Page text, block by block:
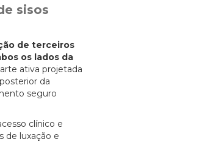
sisos
de terceiros
os lados da
ativa projetada
da
seguro
clínico e
de luxação e